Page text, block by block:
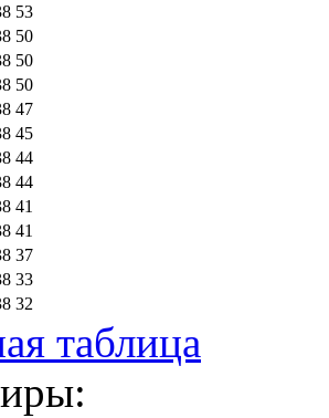
53
50
50
50
47
45
44
44
41
41
37
33
32
таблица